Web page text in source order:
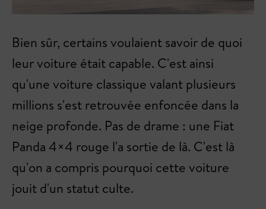
Bien sûr, certains voulaient savoir de quoi
leur voiture était capable. C'est ainsi
qu'une voiture classique valant plusieurs
millions s'est retrouvée enfoncée dans la
neige profonde. Pas de drame : une Fiat
Panda 4×4 rouge l'a sortie de là. C'est là
qu'on a compris pourquoi cette voiture
jouit d'un statut culte.